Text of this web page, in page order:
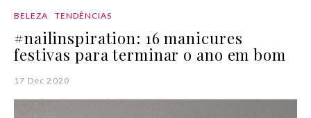
BELEZA TENDÊNCIAS
#nailinspiration: 16 manicures
festivas para terminar o ano em bom
17 Dec 2020